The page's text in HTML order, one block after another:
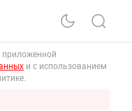
приложенной
и с использованием